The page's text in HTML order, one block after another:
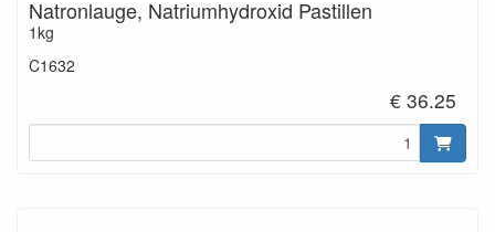
Natronlauge, Natriumhydroxid Pastillen
1kg
C1632
€ 36.25